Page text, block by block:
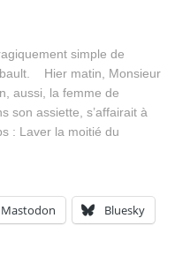
simple de
Hier matin, Monsieur
aussi, la femme de
son assiette, s’affairait à
: Laver la moitié du
Mastodon Bluesky